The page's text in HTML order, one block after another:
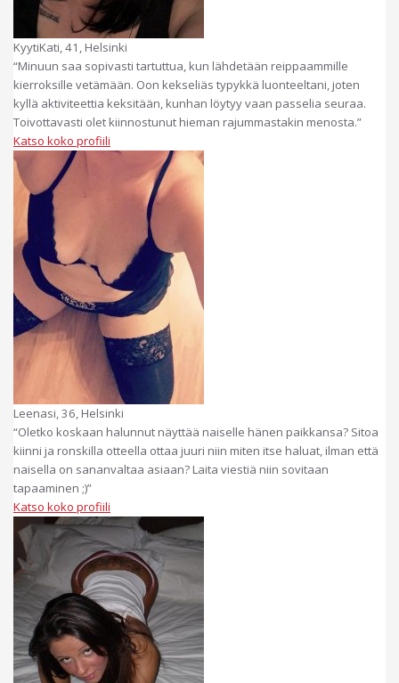
KyytiKati, 41, Helsinki
“Minuun saa sopivasti tartuttua, kun lähdetään reippaammille
kierroksille vetämään. Oon kekseliäs typykkä luonteeltani, joten
kyllä aktiviteettia keksitään, kunhan löytyy vaan passelia seuraa.
Toivottavasti olet kiinnostunut hieman rajummastakin menosta.”
Katso koko profiili
Leenasi, 36, Helsinki
“Oletko koskaan halunnut näyttää naiselle hänen paikkansa? Sitoa
kiinni ja ronskilla otteella ottaa juuri niin miten itse haluat, ilman että
naisella on sananvaltaa asiaan? Laita viestiä niin sovitaan
tapaaminen ;)”
Katso koko profiili